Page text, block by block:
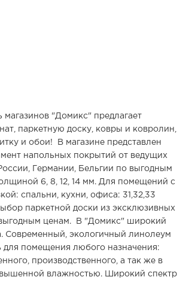
магазинов "Домикс" предлагает
паркетную доску, ковры и ковролин,
и обои! В магазине представлен
напольных покрытий от ведущих
Германии, Бельгии по выгодным
6, 8, 12, 14 мм. Для помещений с
спальни, кухни, офиса: 31,32,33
паркетной доски из эксклюзивных
ценам. В "Домикс" широкий
Современный, экологичный линолеум
для помещения любого назначения:
производственного, а так же в
влажностью. Широкий спектр